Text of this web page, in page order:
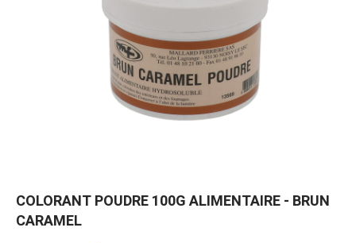
Skip
the
COLORANT POUDRE 100G ALIMENTAIRE - BRUN
CARAMEL